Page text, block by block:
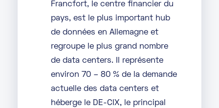
Francfort, le centre financier du
pays, est le plus important hub
de données en Allemagne et
regroupe le plus grand nombre
de data centers. Il représente
environ 70 – 80 % de la demande
actuelle des data centers et
héberge le DE-CIX, le principal